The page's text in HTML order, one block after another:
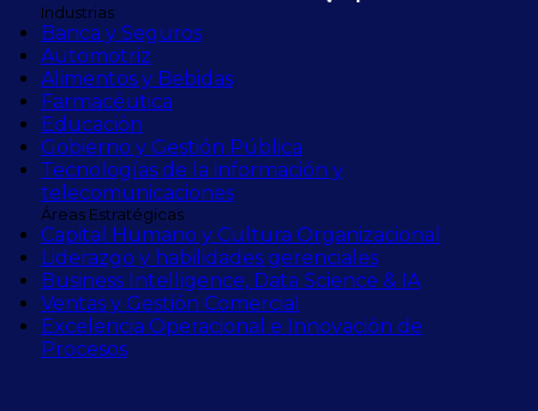
Industrias
Banca y Seguros
Automotriz
Alimentos y Bebidas
Farmacéutica
Educación
Gobierno y Gestión Pública
Tecnologías de la información y
telecomunicaciones
Áreas Estratégicas
Capital Humano y Cultura Organizacional
Liderazgo y habilidades gerenciales
Business Intelligence, Data Science & IA
Ventas y Gestión Comercial
Excelencia Operacional e Innovación de
Procesos